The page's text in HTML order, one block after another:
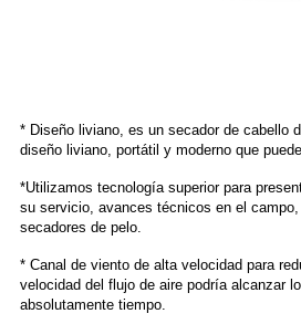
* Diseño liviano, es un secador de cabello
diseño liviano, portátil y moderno que
*Utilizamos tecnología superior para
su servicio, avances técnicos en el
secadores de pelo.
* Canal de viento de alta velocidad para
velocidad del flujo de aire podría alcanzar
absolutamente tiempo.